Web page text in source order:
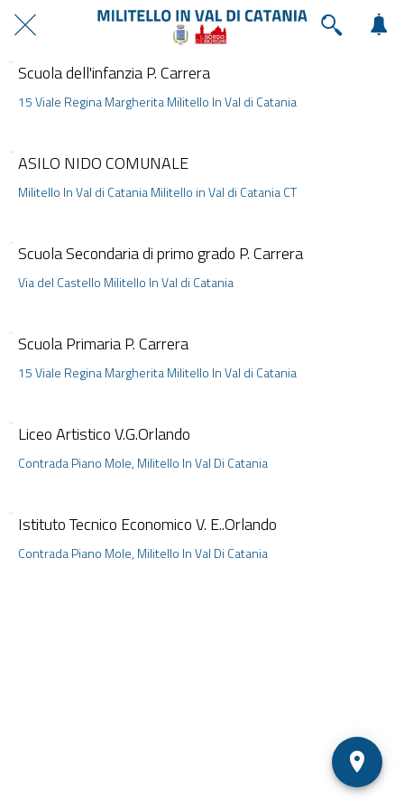
Scuola dell'infanzia P. Carrera
15 Viale Regina Margherita Militello In Val di Catania
ASILO NIDO COMUNALE
Militello In Val di Catania Militello in Val di Catania CT
Scuola Secondaria di primo grado P. Carrera
Via del Castello Militello In Val di Catania
Scuola Primaria P. Carrera
15 Viale Regina Margherita Militello In Val di Catania
Liceo Artistico V.G.Orlando
Contrada Piano Mole, Militello In Val Di Catania
Istituto Tecnico Economico V. E..Orlando
Contrada Piano Mole, Militello In Val Di Catania